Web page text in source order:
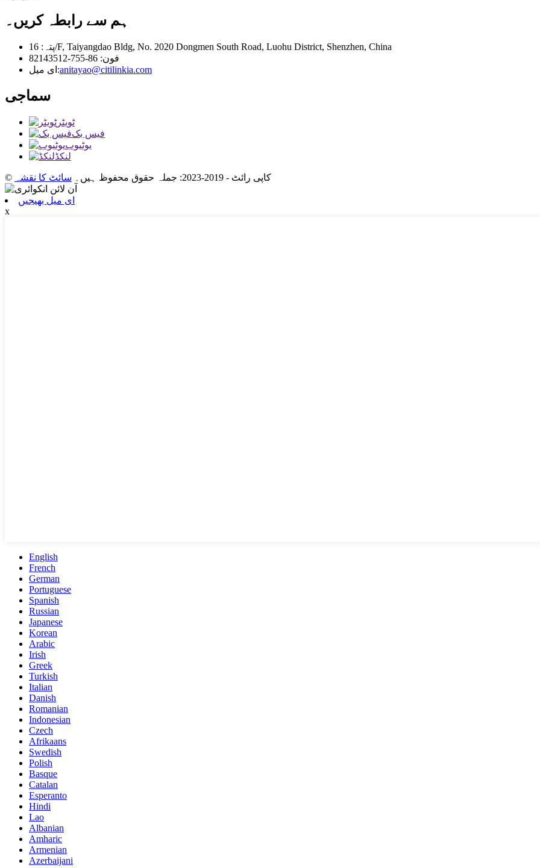
ہم سے رابطہ کریں۔
پتہ: 16/F, Taiyangdao Bldg, No. 2020 Dongmen South Road, Luohu District, Shenzhen, China
فون: 86-755-82143512
ای میل:anitayao@citilinkia.com
سماجی
ٹویٹر
فیس بک
یوٹیوب
لنکڈ
© کاپی رائٹ - 2019-2023: جملہ حقوق محفوظ ہیں۔ سائٹ کا نقشہ
ای میل بھیجیں
x
English
French
German
Portuguese
Spanish
Russian
Japanese
Korean
Arabic
Irish
Greek
Turkish
Italian
Danish
Romanian
Indonesian
Czech
Afrikaans
Swedish
Polish
Basque
Catalan
Esperanto
Hindi
Lao
Albanian
Amharic
Armenian
Azerbaijani